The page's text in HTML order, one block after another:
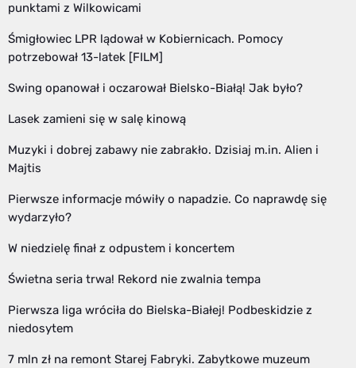
punktami z Wilkowicami
Śmigłowiec LPR lądował w Kobiernicach. Pomocy
potrzebował 13-latek [FILM]
Swing opanował i oczarował Bielsko-Białą! Jak było?
Lasek zamieni się w salę kinową
Muzyki i dobrej zabawy nie zabrakło. Dzisiaj m.in. Alien i
Majtis
Pierwsze informacje mówiły o napadzie. Co naprawdę się
wydarzyło?
W niedzielę finał z odpustem i koncertem
Świetna seria trwa! Rekord nie zwalnia tempa
Pierwsza liga wróciła do Bielska-Białej! Podbeskidzie z
niedosytem
7 mln zł na remont Starej Fabryki. Zabytkowe muzeum